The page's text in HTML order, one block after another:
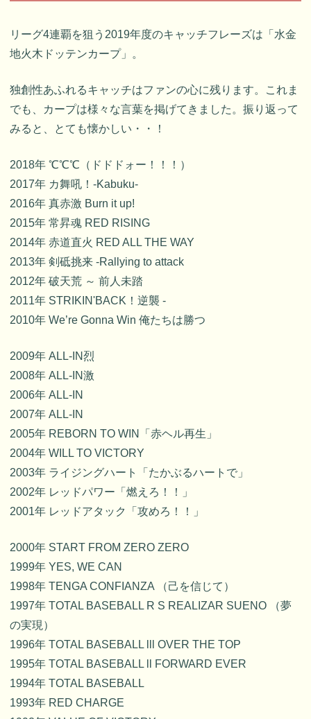
リーグ4連覇を狙う2019年度のキャッチフレーズは「水金
地火木ドッテンカープ」。
独創性あふれるキャッチはファンの心に残ります。これま
でも、カープは様々な言葉を掲げてきました。振り返って
みると、とても懐かしい・・！
2018年 ℃℃℃（ドドドォー！！！）
2017年 カ舞吼！-Kabuku-
2016年 真赤激 Burn it up!
2015年 常昇魂 RED RISING
2014年 赤道直火 RED ALL THE WAY
2013年 剣砥挑来 -Rallying to attack
2012年 破天荒 ～ 前人未踏
2011年 STRIKIN'BACK！逆襲 -
2010年 We’re Gonna Win 俺たちは勝つ
2009年 ALL-IN烈
2008年 ALL-IN激
2006年 ALL-IN
2007年 ALL-IN
2005年 REBORN TO WIN「赤ヘル再生」
2004年 WILL TO VICTORY
2003年 ライジングハート「たかぶるハートで」
2002年 レッドパワー「燃えろ！！」
2001年 レッドアタック「攻めろ！！」
2000年 START FROM ZERO ZERO
1999年 YES, WE CAN
1998年 TENGA CONFIANZA （己を信じて）
1997年 TOTAL BASEBALL R S REALIZAR SUENO （夢
の実現）
1996年 TOTAL BASEBALL lll OVER THE TOP
1995年 TOTAL BASEBALL ll FORWARD EVER
1994年 TOTAL BASEBALL
1993年 RED CHARGE